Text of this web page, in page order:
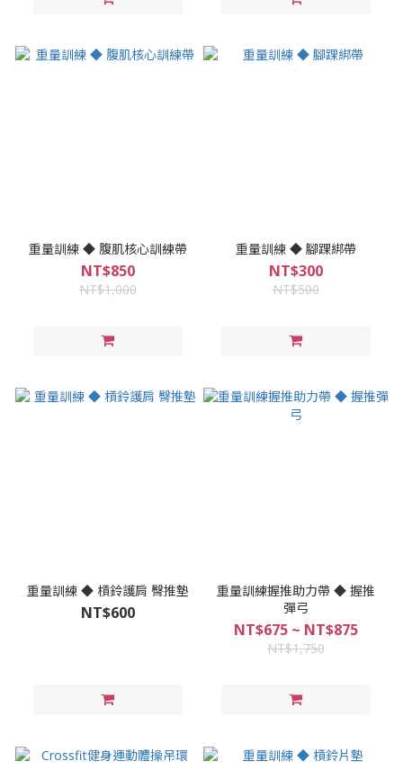
重量訓練 ◆ 腹肌核心訓練帶
NT$850
NT$1,000
重量訓練 ◆ 腳踝綁帶
NT$300
NT$500
重量訓練 ◆ 槓鈴護肩 臀推墊
NT$600
重量訓練握推助力帶 ◆ 握推
彈弓
NT$675 ~ NT$875
NT$1,750